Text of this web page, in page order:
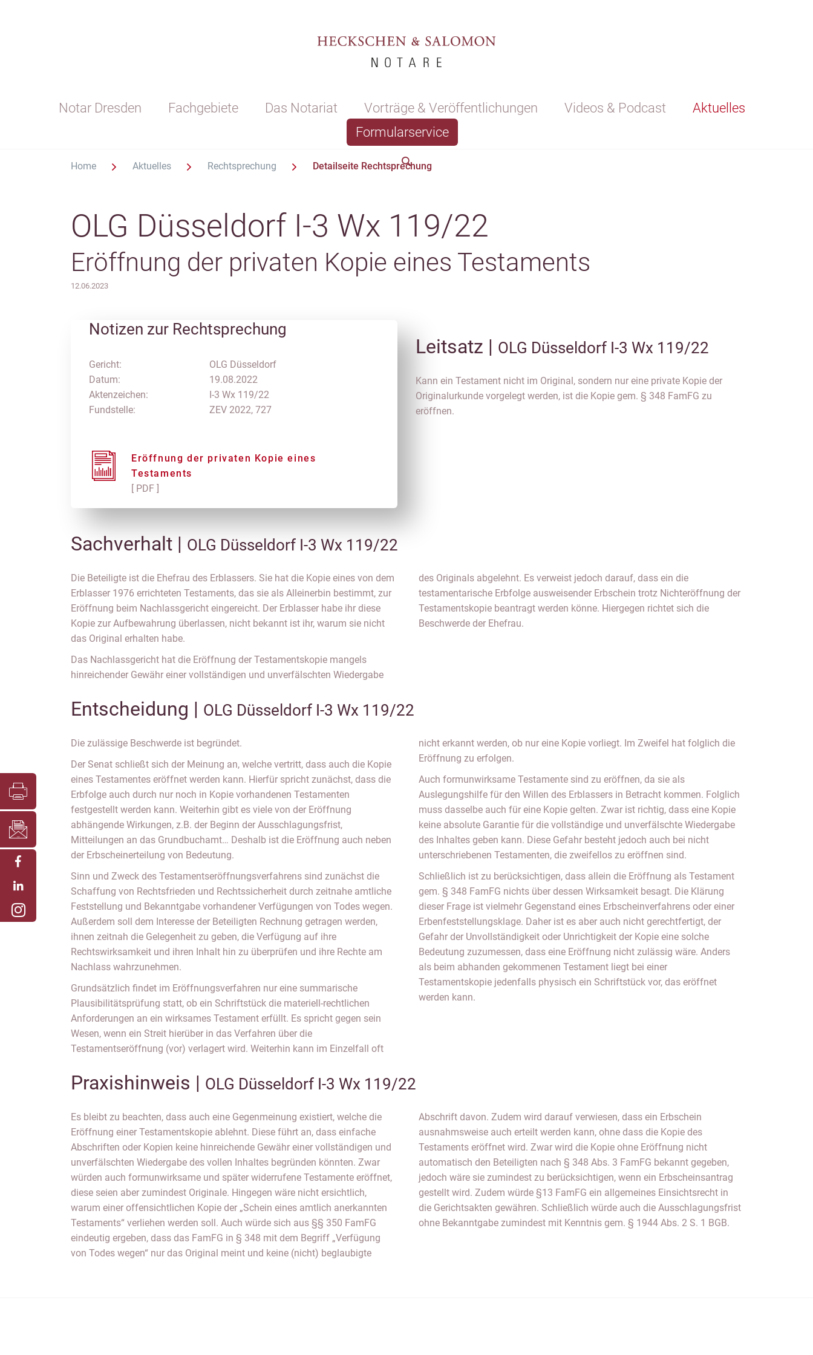
Notar Dresden Fachgebiete Das Notariat Vorträge & Veröffentlichungen Videos & Podcast
Aktuelles
Formularservice
Home Aktuelles Rechtsprechung Detailseite Rechtsprechung
OLG Düsseldorf I-3 Wx 119/22
Eröffnung der privaten Kopie eines Testaments
12.06.2023
Notizen zur Rechtsprechung
Gericht:
Datum:
Aktenzeichen:
Fundstelle:
OLG Düsseldorf
19.08.2022
I-3 Wx 119/22
ZEV 2022, 727
Eröffnung der privaten Kopie eines
Testaments
[ PDF ]
Leitsatz | OLG Düsseldorf I-3 Wx 119/22
Kann ein Testament nicht im Original, sondern nur eine private Kopie der
Originalurkunde vorgelegt werden, ist die Kopie gem. § 348 FamFG zu
eröffnen.
Sachverhalt | OLG Düsseldorf I-3 Wx 119/22
Die Beteiligte ist die Ehefrau des Erblassers. Sie hat die Kopie eines von dem
Erblasser 1976 errichteten Testaments, das sie als Alleinerbin bestimmt, zur
Eröffnung beim Nachlassgericht eingereicht. Der Erblasser habe ihr diese
Kopie zur Aufbewahrung überlassen, nicht bekannt ist ihr, warum sie nicht
das Original erhalten habe.
Das Nachlassgericht hat die Eröffnung der Testamentskopie mangels
hinreichender Gewähr einer vollständigen und unverfälschten Wiedergabe
des Originals abgelehnt. Es verweist jedoch darauf, dass ein die
testamentarische Erbfolge ausweisender Erbschein trotz Nichteröffnung der
Testamentskopie beantragt werden könne. Hiergegen richtet sich die
Beschwerde der Ehefrau.
Entscheidung | OLG Düsseldorf I-3 Wx 119/22
Die zulässige Beschwerde ist begründet.
Der Senat schließt sich der Meinung an, welche vertritt, dass auch die Kopie
eines Testamentes eröffnet werden kann. Hierfür spricht zunächst, dass die
Erbfolge auch durch nur noch in Kopie vorhandenen Testamenten
festgestellt werden kann. Weiterhin gibt es viele von der Eröffnung
abhängende Wirkungen, z.B. der Beginn der Ausschlagungsfrist,
Mitteilungen an das Grundbuchamt… Deshalb ist die Eröffnung auch neben
der Erbscheinerteilung von Bedeutung.
Sinn und Zweck des Testamentseröffnungsverfahrens sind zunächst die
Schaffung von Rechtsfrieden und Rechtssicherheit durch zeitnahe amtliche
Feststellung und Bekanntgabe vorhandener Verfügungen von Todes wegen.
Außerdem soll dem Interesse der Beteiligten Rechnung getragen werden,
ihnen zeitnah die Gelegenheit zu geben, die Verfügung auf ihre
Rechtswirksamkeit und ihren Inhalt hin zu überprüfen und ihre Rechte am
Nachlass wahrzunehmen.
Grundsätzlich findet im Eröffnungsverfahren nur eine summarische
Plausibilitätsprüfung statt, ob ein Schriftstück die materiell-rechtlichen
Anforderungen an ein wirksames Testament erfüllt. Es spricht gegen sein
Wesen, wenn ein Streit hierüber in das Verfahren über die
Testamentseröffnung (vor) verlagert wird. Weiterhin kann im Einzelfall oft
nicht erkannt werden, ob nur eine Kopie vorliegt. Im Zweifel hat folglich die
Eröffnung zu erfolgen.
Auch formunwirksame Testamente sind zu eröffnen, da sie als
Auslegungshilfe für den Willen des Erblassers in Betracht kommen. Folglich
muss dasselbe auch für eine Kopie gelten. Zwar ist richtig, dass eine Kopie
keine absolute Garantie für die vollständige und unverfälschte Wiedergabe
des Inhaltes geben kann. Diese Gefahr besteht jedoch auch bei nicht
unterschriebenen Testamenten, die zweifellos zu eröffnen sind.
Schließlich ist zu berücksichtigen, dass allein die Eröffnung als Testament
gem. § 348 FamFG nichts über dessen Wirksamkeit besagt. Die Klärung
dieser Frage ist vielmehr Gegenstand eines Erbscheinverfahrens oder einer
Erbenfeststellungsklage. Daher ist es aber auch nicht gerechtfertigt, der
Gefahr der Unvollständigkeit oder Unrichtigkeit der Kopie eine solche
Bedeutung zuzumessen, dass eine Eröffnung nicht zulässig wäre. Anders
als beim abhanden gekommenen Testament liegt bei einer
Testamentskopie jedenfalls physisch ein Schriftstück vor, das eröffnet
werden kann.
Praxishinweis | OLG Düsseldorf I-3 Wx 119/22
Es bleibt zu beachten, dass auch eine Gegenmeinung existiert, welche die
Eröffnung einer Testamentskopie ablehnt. Diese führt an, dass einfache
Abschriften oder Kopien keine hinreichende Gewähr einer vollständigen und
unverfälschten Wiedergabe des vollen Inhaltes begründen könnten. Zwar
würden auch formunwirksame und später widerrufene Testamente eröffnet,
diese seien aber zumindest Originale. Hingegen wäre nicht ersichtlich,
warum einer offensichtlichen Kopie der „Schein eines amtlich anerkannten
Testaments“ verliehen werden soll. Auch würde sich aus §§ 350 FamFG
eindeutig ergeben, dass das FamFG in § 348 mit dem Begriff „Verfügung
von Todes wegen“ nur das Original meint und keine (nicht) beglaubigte
Abschrift davon. Zudem wird darauf verwiesen, dass ein Erbschein
ausnahmsweise auch erteilt werden kann, ohne dass die Kopie des
Testaments eröffnet wird. Zwar wird die Kopie ohne Eröffnung nicht
automatisch den Beteiligten nach § 348 Abs. 3 FamFG bekannt gegeben,
jedoch wäre sie zumindest zu berücksichtigen, wenn ein Erbscheinsantrag
gestellt wird. Zudem würde §13 FamFG ein allgemeines Einsichtsrecht in
die Gerichtsakten gewähren. Schließlich würde auch die Ausschlagungsfrist
ohne Bekanntgabe zumindest mit Kenntnis gem. § 1944 Abs. 2 S. 1 BGB.